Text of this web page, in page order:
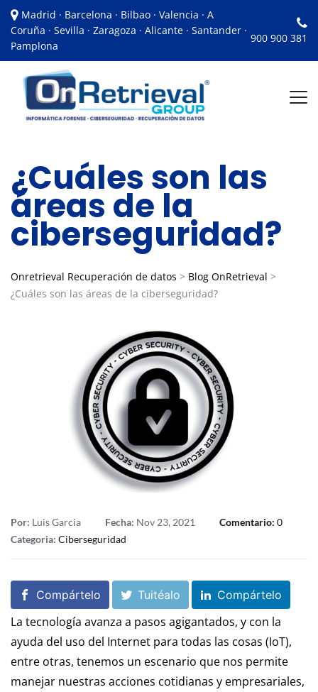
Madrid · Barcelona · Bilbao · Valencia · A
Coruña · Sevilla · Zaragoza · Alicante · Santander ·
Pamplona
900 900 381
¿Cuáles son las
áreas de la
ciberseguridad?
Onretrieval Recuperación de datos > Blog OnRetrieval >
¿Cuáles son las áreas de la ciberseguridad?
Por: Luis Garcia Fecha: Nov 23, 2021 Comentario: 0
Categoria: Ciberseguridad
Compártelo Tuitéalo Compártelo
La tecnología avanza a pasos agigantados, y con la
ayuda del uso del Internet para todas las cosas (IoT),
entre otras, tenemos un escenario que nos permite
manejar nuestras acciones cotidianas y empresariales,